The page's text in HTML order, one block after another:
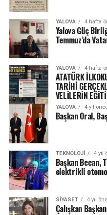
YALOVA 4 hafta
Yalova Güç
Temmuz’da
YALOVA 4 hafta
ATATÜRK
TARİHİ
VELİLERİN
YALOVA 4 yıl
Başkan Oral,
TEKNOLOJI 4 yıl
Başkan Becan,
elektrikli
SIYASET 4 yıl
Çalışkan